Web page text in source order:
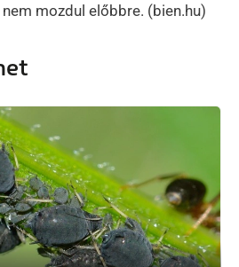
mozdul előbbre. (bien.hu)